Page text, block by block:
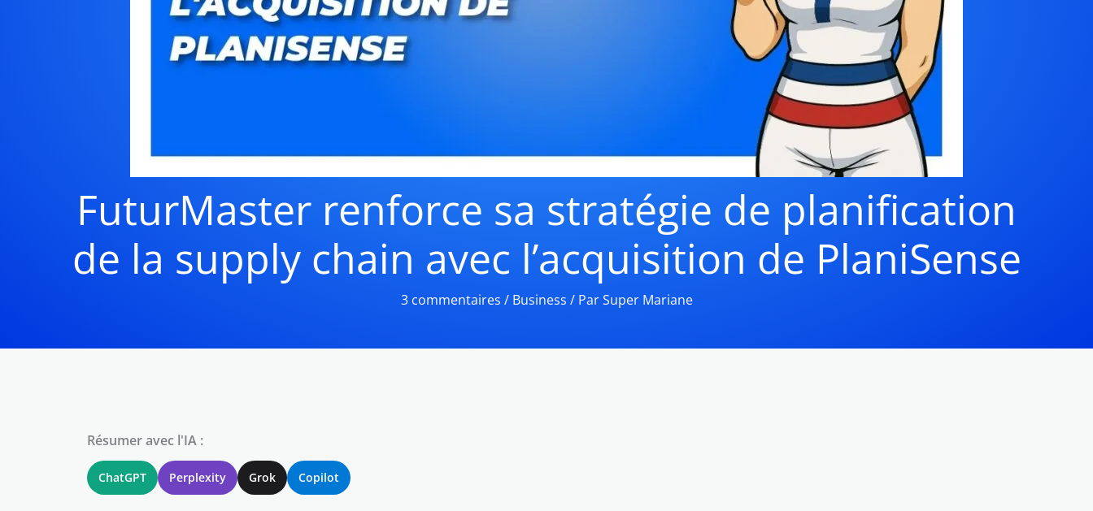
FuturMaster renforce sa stratégie de planification
de la supply chain avec l’acquisition de PlaniSense
3 commentaires / Business / ParSuper Mariane
Résumer avec l'IA :
ChatGPT Perplexity Grok Copilot